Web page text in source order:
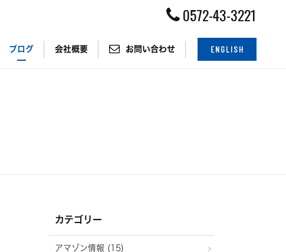
0572-43-3221
ブログ 会社概要 お問い合わせ ENGLISH
カテゴリー
アマゾン情報 (15)